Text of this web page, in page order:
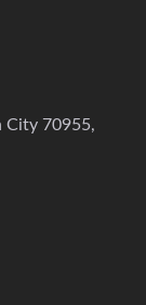
City 70955,